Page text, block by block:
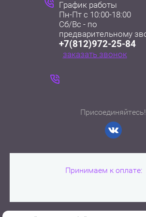
График работы
Пн-Пт с 10:00-18:00
Сб/Вс - по
+7(812)972-25-84
заказать звонок
Присоединяйтесь!
Принимаем к оплате: